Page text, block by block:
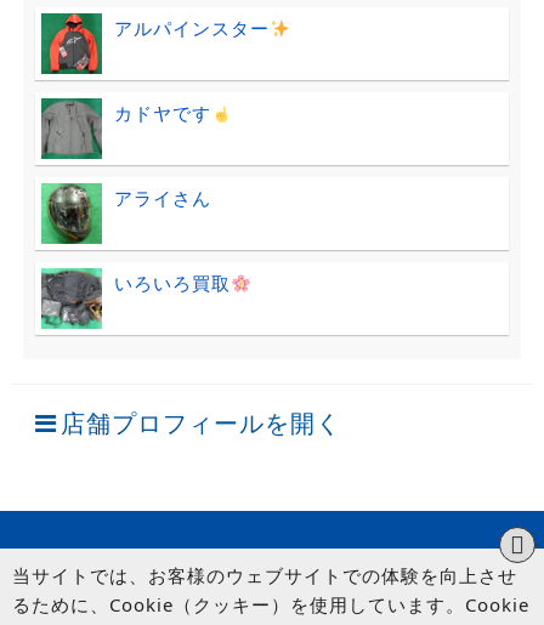
アルパインスター
カドヤです
アライさん
いろいろ買取
店舗プロフィールを開く
当サイトでは、お客様のウェブサイトでの体験を向上させ
るために、Cookie（クッキー）を使用しています。Cookie